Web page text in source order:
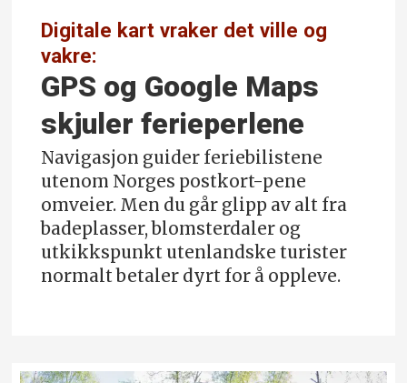
Digitale kart vraker det ville og
vakre:
GPS og Google Maps
skjuler ferieperlene
Navigasjon guider feriebilistene
utenom Norges postkort-pene
omveier. Men du går glipp av alt fra
badeplasser, blomsterdaler og
utkikkspunkt utenlandske turister
normalt betaler dyrt for å oppleve.